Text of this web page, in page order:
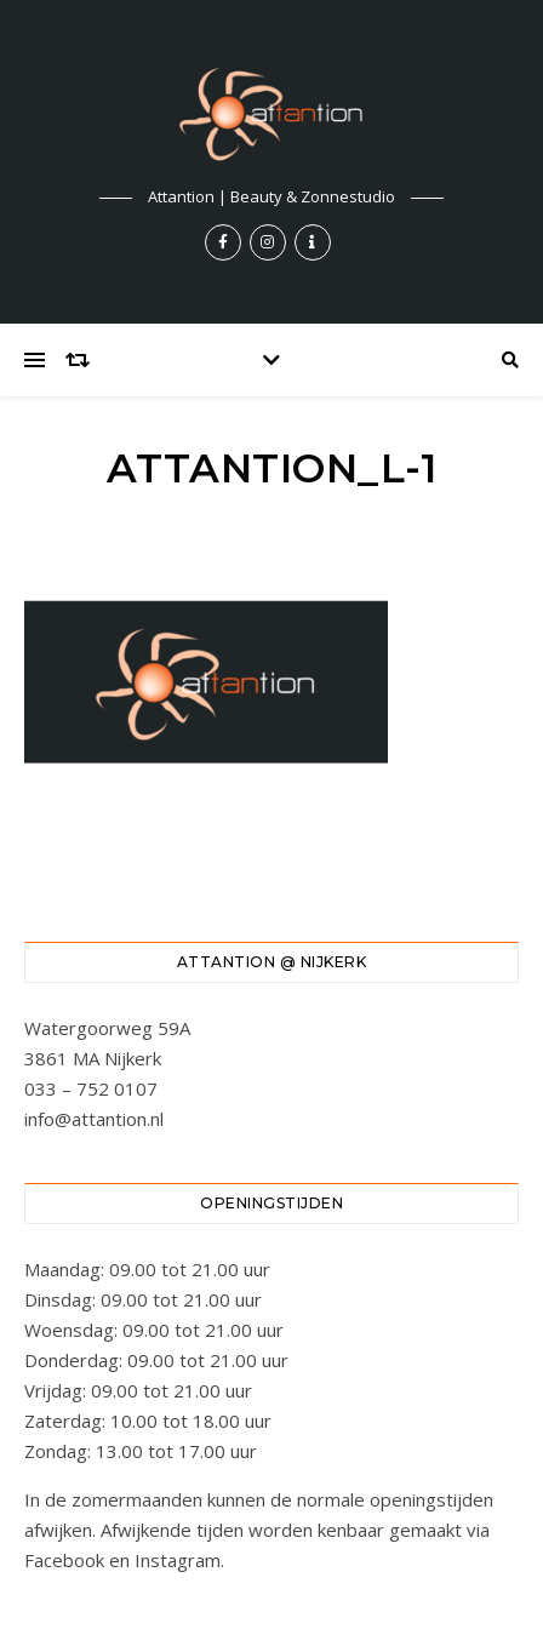
Attantion | Beauty & Zonnestudio
ATTANTION_L-1
ATTANTION @ NIJKERK
Watergoorweg 59A
3861 MA Nijkerk
033 – 752 0107
info@attantion.nl
OPENINGSTIJDEN
Maandag: 09.00 tot 21.00 uur
Dinsdag: 09.00 tot 21.00 uur
Woensdag: 09.00 tot 21.00 uur
Donderdag: 09.00 tot 21.00 uur
Vrijdag: 09.00 tot 21.00 uur
Zaterdag: 10.00 tot 18.00 uur
Zondag: 13.00 tot 17.00 uur
In de zomermaanden kunnen de normale openingstijden
afwijken. Afwijkende tijden worden kenbaar gemaakt via
Facebook en Instagram.